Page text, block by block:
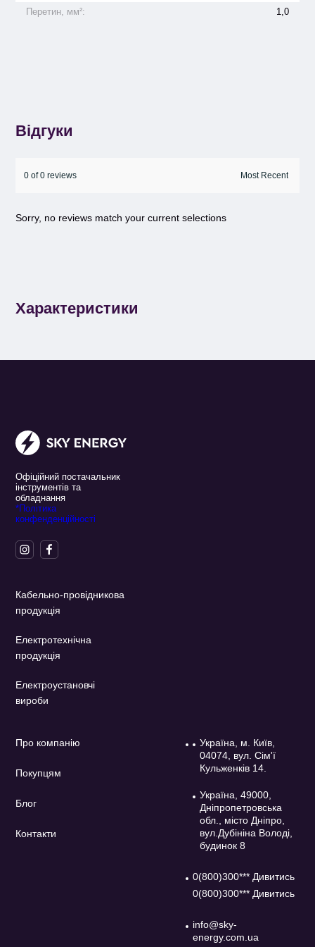
Перетин, мм²:
1,0
Відгуки
0 of 0 reviews
Sorry, no reviews match your current selections
Характеристики
Офіційний постачальник
інструментів та
обладнання
*Політика
конфенденційності
Кабельно-провідникова
продукція
Електротехнічна
продукція
Електроустановчі
вироби
Про компанію
Покупцям
Блог
Контакти
Україна, м. Київ,
04074, вул. Сім'ї
Кульженків 14.
Україна, 49000,
Дніпропетровська
обл., місто Дніпро,
вул.Дубініна Володі,
будинок 8
0(800)300*** Дивитись
0(800)300*** Дивитись
info@sky-
energy.com.ua